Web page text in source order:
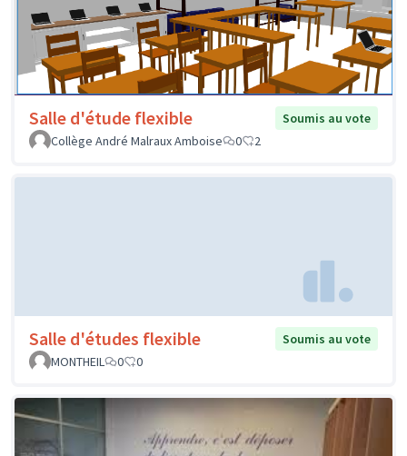
Salle d'étude flexible
Soumis au vote
Collège André Malraux Amboise
0 2
Salle d'études flexible
Soumis au vote
MONTHEIL
0 0